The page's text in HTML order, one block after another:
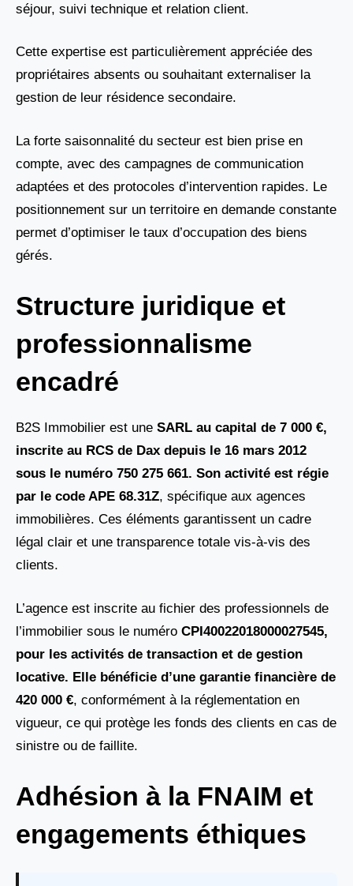
séjour, suivi technique et relation client.
Cette expertise est particulièrement appréciée des
propriétaires absents ou souhaitant externaliser la
gestion de leur résidence secondaire.
La forte saisonnalité du secteur est bien prise en
compte, avec des campagnes de communication
adaptées et des protocoles d’intervention rapides. Le
positionnement sur un territoire en demande constante
permet d’optimiser le taux d’occupation des biens
gérés.
Structure juridique et
professionnalisme
encadré
B2S Immobilier est une SARL au capital de 7 000 €,
inscrite au RCS de Dax depuis le 16 mars 2012
sous le numéro 750 275 661. Son activité est régie
par le code APE 68.31Z, spécifique aux agences
immobilières. Ces éléments garantissent un cadre
légal clair et une transparence totale vis-à-vis des
clients.
L’agence est inscrite au fichier des professionnels de
l’immobilier sous le numéro CPI40022018000027545,
pour les activités de transaction et de gestion
locative. Elle bénéficie d’une garantie financière de
420 000 €, conformément à la réglementation en
vigueur, ce qui protège les fonds des clients en cas de
sinistre ou de faillite.
Adhésion à la FNAIM et
engagements éthiques